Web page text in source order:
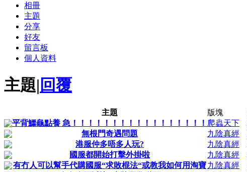
相冊
主題
分享
好友
留言板
個人資料
主題| 回覆
主題 版塊
平背鱷龜點養 急！！！！！！！！！！！！！！！！！ 爬蟲天下
無根門奇遇問題
九陰真經
港服仲多唔多人玩?
九陰真經
國服都開始打擊外掛啦
九陰真經
有冇人可以幫手代購國服“求敗棍法“或教我如何用淘寶九陰真經